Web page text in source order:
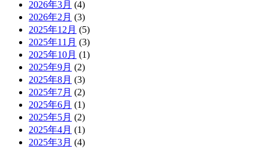
2026年3月 (4)
2026年2月 (3)
2025年12月 (5)
2025年11月 (3)
2025年10月 (1)
2025年9月 (2)
2025年8月 (3)
2025年7月 (2)
2025年6月 (1)
2025年5月 (2)
2025年4月 (1)
2025年3月 (4)